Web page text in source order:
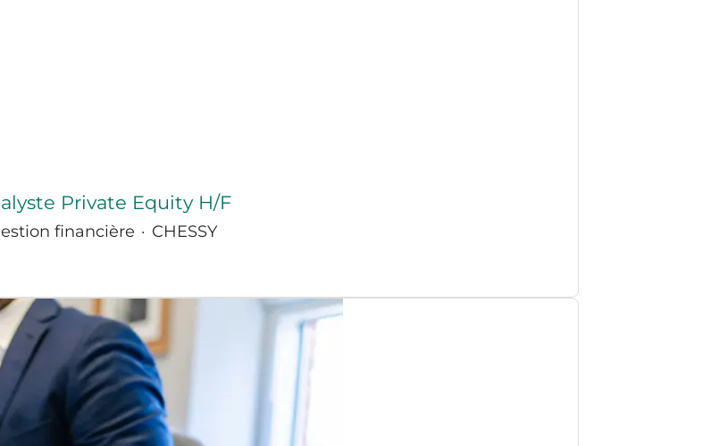
Private Equity H/F
financière · CHESSY